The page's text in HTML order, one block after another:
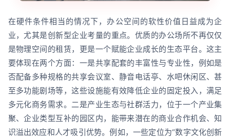
在硬件条件相当的情况下，办公空间的软性价值日益成为企
业，尤其是创新型企业考量的重点。优质的办公场所不再仅仅
是物理空间的租赁，更是一个赋能企业成长的生态平台。这主
要体现在两个方面：一是共享配套的丰富性与专业性，例如是
否配备多种规格的共享会议室、静音电话亭、水吧休闲区、甚
至多功能剧场等，这些设施能有效降低企业的固定投入，满足
多元化商务需求。二是产业生态与社群活力，位于一个产业集
聚、企业类型互补的园区内，能带来潜在的商业合作机会、知
识溢出效应和人才吸引优势。例如，一些定位为“数字文化创新